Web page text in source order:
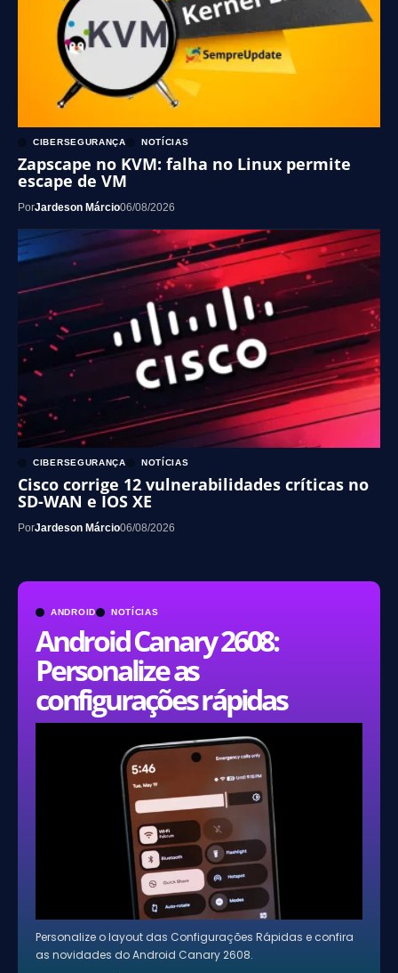
ANDROID NOTÍCIAS
Android Canary 2608:
Personalize as
configurações rápidas
Personalize o layout das Configurações Rápidas e confira
as novidades do Android Canary 2608.
CIBERSEGURANÇA NOTÍCIAS
Zapscape no KVM: falha no Linux permite
escape de VM
PorJardeson Márcio06/08/2026
CIBERSEGURANÇA NOTÍCIAS
Cisco corrige 12 vulnerabilidades críticas no
SD-WAN e IOS XE
PorJardeson Márcio06/08/2026